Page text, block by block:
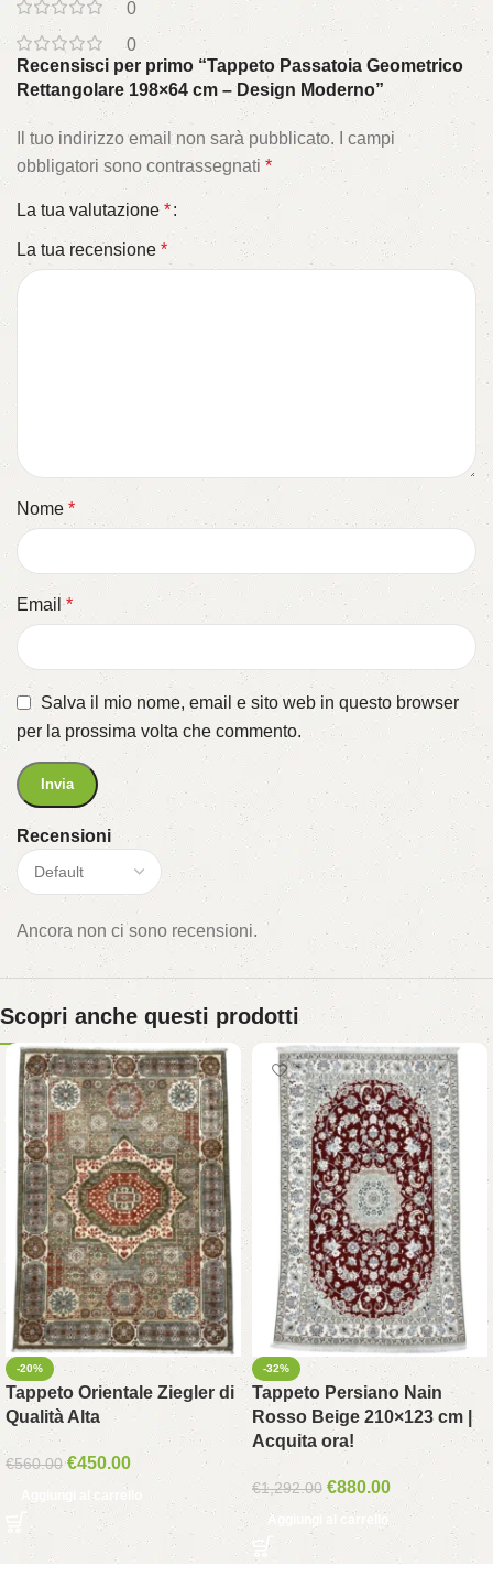
0
0
Recensioni
Ancora non ci sono recensioni.
Recensisci per primo “Tappeto Passatoia Geometrico
Rettangolare 198×64 cm – Design Moderno”
Il tuo indirizzo email non sarà pubblicato.
I campi
obbligatori sono contrassegnati *
La tua valutazione *
La tua recensione *
Nome *
Email*
Salva il mio nome, email e sito web in questo browser
per la prossima volta che commento.
Scopri anche questi prodotti
-20%
Tappeto Orientale Ziegler di
Qualità Alta
€560.00 €450.00
Aggiungi al carrello
-32%
Tappeto Persiano Nain
Rosso Beige 210×123 cm |
Acquita ora!
€1,292.00 €880.00
Aggiungi al carrello